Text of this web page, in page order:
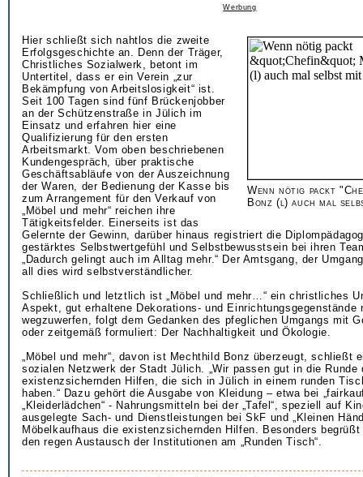
Werbung
Wenn nötig packt
Bonz (l) auch mal
Hier schließt sich nahtlos die zweite
Erfolgsgeschichte an. Denn der Träger,
Christliches Sozialwerk, betont im
Untertitel, dass er ein Verein „zur
Bekämpfung von Arbeitslosigkeit“ ist.
Seit 100 Tagen sind fünf Brückenjobber
an der Schützenstraße in Jülich im
Einsatz und erfahren hier eine
Qualifizierung für den ersten
Arbeitsmarkt. Vom oben beschriebenen
Kundengespräch, über praktische
Geschäftsabläufe von der Auszeichnung
der Waren, der Bedienung der Kasse bis
zum Arrangement für den Verkauf von
„Möbel und mehr“ reichen ihre
Tätigkeitsfelder. Einerseits ist das
Gelernte der Gewinn, darüber hinaus registriert die
gestärktes Selbstwertgefühl und Selbstbewusstsein bei ihren
„Dadurch gelingt auch im Alltag mehr.“ Der Amtsgang, der
all dies wird selbstverständlicher.
Schließlich und letztlich ist „Möbel und mehr…“ ein christliches
Aspekt, gut erhaltene Dekorations- und Einrichtungsgegenstände
wegzuwerfen, folgt dem Gedanken des pfeglichen Umgangs mit
oder zeitgemäß formuliert: Der Nachhaltigkeit und Ökologie.
„Möbel und mehr“, davon ist Mechthild Bonz überzeugt, schließt
sozialen Netzwerk der Stadt Jülich. „Wir passen gut in die Runde
existenzsichernden Hilfen, die sich in Jülich in einem runden
haben.“ Dazu gehört die Ausgabe von Kleidung – etwa bei
„Kleiderlädchen“ - Nahrungsmitteln bei der „Tafel“, speziell auf
ausgelegte Sach- und Dienstleistungen bei SkF und „Kleinen
Möbelkaufhaus die existenzsichernden Hilfen. Besonders
den regen Austausch der Institutionen am „Runden Tisch“.